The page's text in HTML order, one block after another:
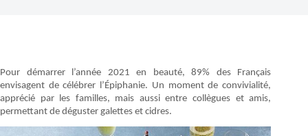
Pour démarrer l’année 2021 en beauté, 89% des Français
envisagent de célébrer l’Épiphanie. Un moment de convivialité,
apprécié par les familles, mais aussi entre collègues et amis,
permettant de déguster galettes et cidres.